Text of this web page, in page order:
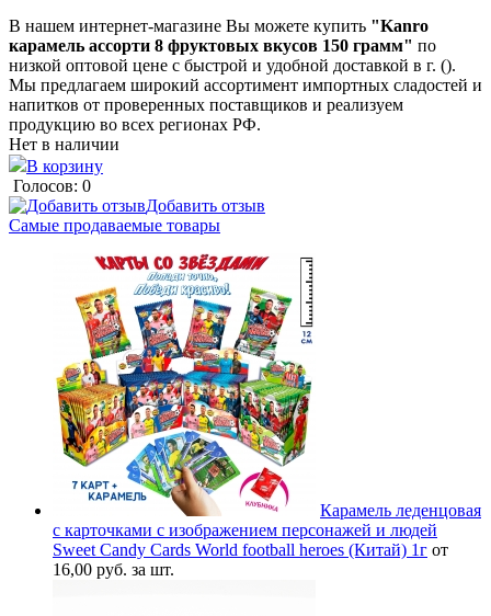
В нашем интернет-магазине Вы можете купить "Kanro
карамель ассорти 8 фруктовых вкусов 150 грамм" по
низкой оптовой цене с быстрой и удобной доставкой в г. ().
Мы предлагаем широкий ассортимент импортных сладостей и
напитков от проверенных поставщиков и реализуем
продукцию во всех регионах РФ.
Нет в наличии
В корзину
Голосов: 0
Добавить отзыв
Самые продаваемые товары
Карамель леденцовая
с карточками с изображением персонажей и людей
Sweet Candy Cards World football heroes (Китай) 1г от
16,00 руб. за шт.